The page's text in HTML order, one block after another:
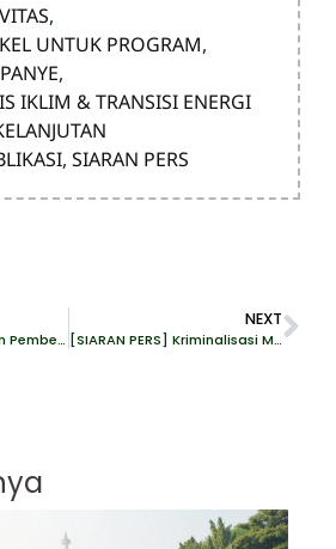
,
UNTUK PROGRAM,
,
IKLIM & TRANSISI ENERGI
, SIARAN PERS
Laporan Pemantauan Pembela HAM Lingkungan Hidup 2024 Semester 1
NEXT
[SIARAN PERS] Kriminalisasi Marak, Satya Bumi: PermenLHK tentang Pelindungan Hukum Aktivis Lingkungan Harus Dimaksimalkan